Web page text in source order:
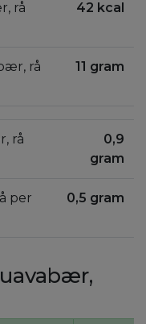
rå
42 kcal
rå
11 gram
rå
0,9
gram
per
0,5 gram